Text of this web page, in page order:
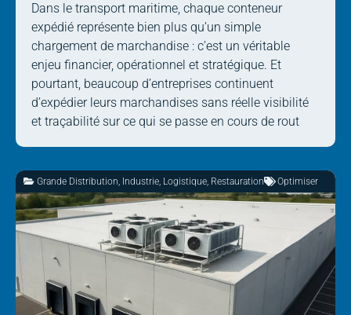
Dans le transport maritime, chaque conteneur
expédié représente bien plus qu’un simple
chargement de marchandise : c’est un véritable
enjeu financier, opérationnel et stratégique. Et
pourtant, beaucoup d’entreprises continuent
d’expédier leurs marchandises sans réelle visibilité
et traçabilité sur ce qui se passe en cours de rout
Grande Distribution, Industrie, Logistique, Restauration Optimiser